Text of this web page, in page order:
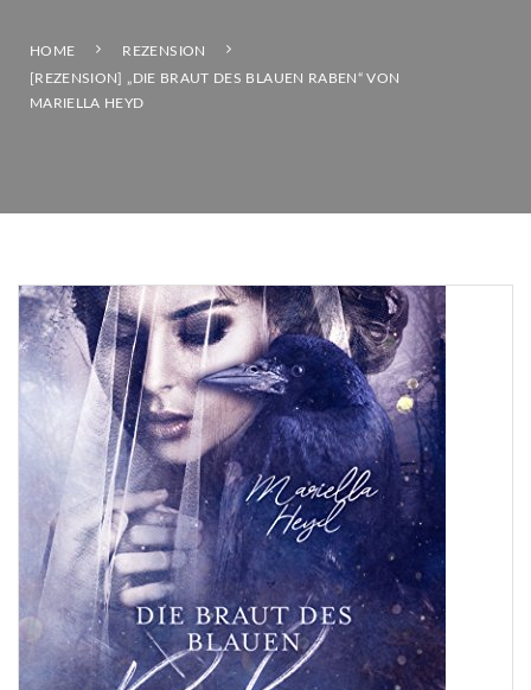
HOME
REZENSION
[REZENSION] „DIE BRAUT DES BLAUEN RABEN“ VON
MARIELLA HEYD